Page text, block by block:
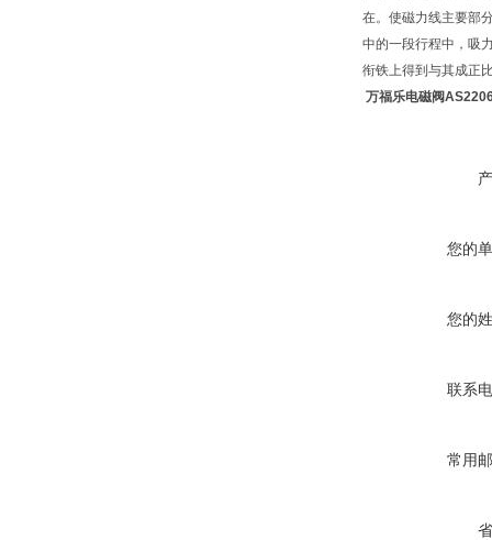
在。使磁力线主要部
中的一段行程中，吸
衔铁上得到与其成正
万福乐电磁阀
您的
您的
联系
常用